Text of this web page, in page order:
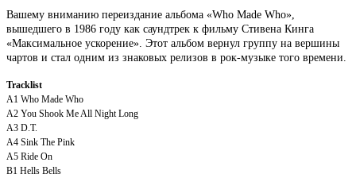
Вашему вниманию переиздание альбома «Who Made Who»,
вышедшего в 1986 году как саундтрек к фильму Стивена Кинга
«Максимальное ускорение». Этот альбом вернул группу на вершины
чартов и стал одним из знаковых релизов в рок-музыке того времени.
Tracklist
A1 Who Made Who
A2 You Shook Me All Night Long
A3 D.T.
A4 Sink The Pink
A5 Ride On
B1 Hells Bells